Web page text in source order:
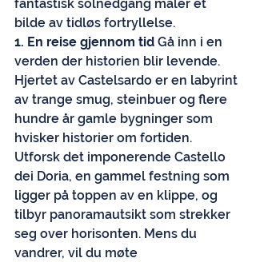
fantastisk solnedgang maler et
bilde av tidløs fortryllelse.
1. En reise gjennom tid Gå inn i en
verden der historien blir levende.
Hjertet av Castelsardo er en labyrint
av trange smug, steinbuer og flere
hundre år gamle bygninger som
hvisker historier om fortiden.
Utforsk det imponerende Castello
dei Doria, en gammel festning som
ligger på toppen av en klippe, og
tilbyr panoramautsikt som strekker
seg over horisonten. Mens du
vandrer, vil du møte